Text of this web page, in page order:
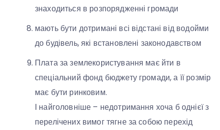
знаходиться в розпорядженні громади
мають бути дотримані всі відстані від водойми
до будівель, які встановлені законодавством
Плата за землекористування має йти в
спеціальний фонд бюджету громади, а її розмір
має бути ринковим.
І найголовніше – недотримання хоча б однієї з
перелічених вимог тягне за собою перехід